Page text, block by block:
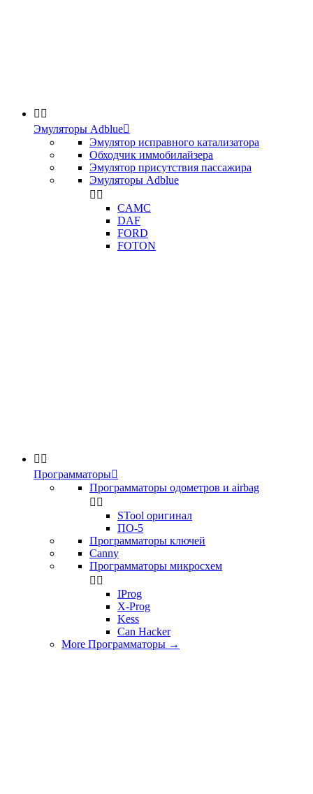
 
Эмуляторы Adblue
Эмулятор исправного катализатора
Обходчик иммобилайзера
Эмулятор присутствия пассажира
Эмуляторы Adblue
 
CAMC
DAF
FORD
FOTON
 
Программаторы
Программаторы одометров и airbag
 
STool оригинал
ПО-5
Программаторы ключей
Canny
Программаторы микросхем
 
IProg
X-Prog
Kess
Can Hacker
More Программаторы →